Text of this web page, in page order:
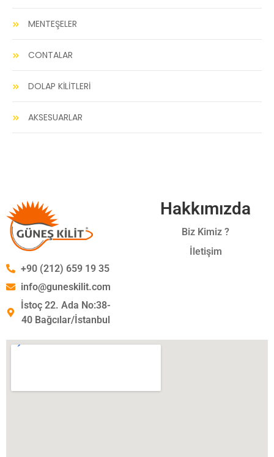
MENTEŞELER
CONTALAR
DOLAP KİLİTLERİ
AKSESUARLAR
+90 (212) 659 19 35
info@guneskilit.com
İstoç 22. Ada No:38-
40 Bağcılar/İstanbul
Hakkımızda
Biz Kimiz ?
İletişim